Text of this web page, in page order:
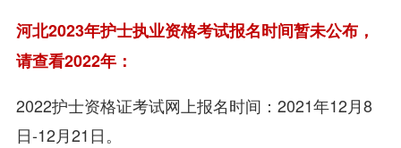
河北2023年护士执业资格考试报名时间暂未公布，
请查看2022年：
2022护士资格证考试网上报名时间：2021年12月8
日-12月21日。